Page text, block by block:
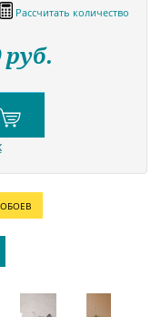
Рассчитать количество
руб.